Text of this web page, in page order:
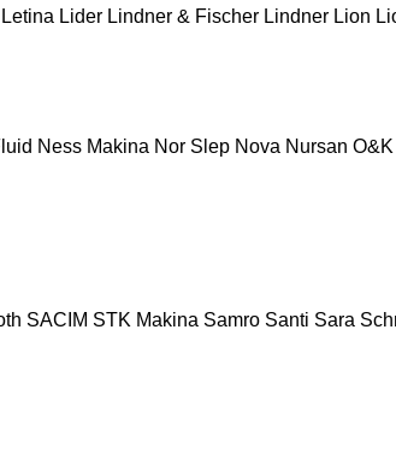
Letina Lider Lindner & Fischer Lindner Lion
Ness Makina Nor Slep Nova Nursan O&K
SACIM STK Makina Samro Santi Sara